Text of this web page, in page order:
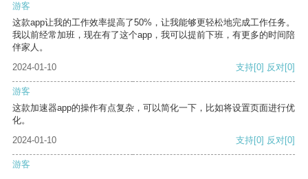
游客
这款app让我的工作效率提高了50%，让我能够更轻松地完成工作任务。
我以前经常加班，现在有了这个app，我可以提前下班，有更多的时间陪
伴家人。
2024-01-10
支持[0] 反对[0]
游客
这款加速器app的操作有点复杂，可以简化一下，比如将设置页面进行优
化。
2024-01-10
支持[0] 反对[0]
游客